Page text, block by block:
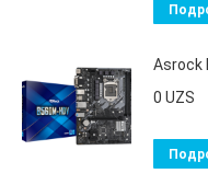
Asrock
0 UZS